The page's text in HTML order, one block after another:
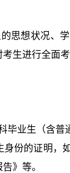
思想状况、
生进行全面
毕业生（含
份的证明，
》等。